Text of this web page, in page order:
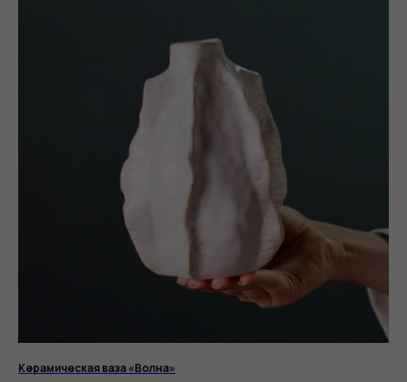
Керамическая ваза «Волна»